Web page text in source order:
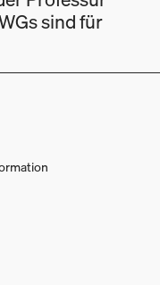
sind für